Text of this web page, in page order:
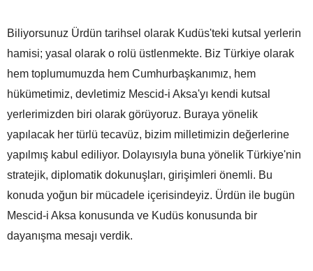
Biliyorsunuz Ürdün tarihsel olarak Kudüs'teki kutsal yerlerin
hamisi; yasal olarak o rolü üstlenmekte. Biz Türkiye olarak
hem toplumumuzda hem Cumhurbaşkanımız, hem
hükümetimiz, devletimiz Mescid-i Aksa'yı kendi kutsal
yerlerimizden biri olarak görüyoruz. Buraya yönelik
yapılacak her türlü tecavüz, bizim milletimizin değerlerine
yapılmış kabul ediliyor. Dolayısıyla buna yönelik Türkiye'nin
stratejik, diplomatik dokunuşları, girişimleri önemli. Bu
konuda yoğun bir mücadele içerisindeyiz. Ürdün ile bugün
Mescid-i Aksa konusunda ve Kudüs konusunda bir
dayanışma mesajı verdik.